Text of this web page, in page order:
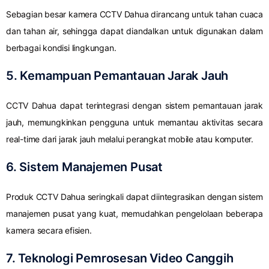
Sebagian besar kamera CCTV Dahua dirancang untuk tahan cuaca
dan tahan air, sehingga dapat diandalkan untuk digunakan dalam
berbagai kondisi lingkungan.
5. Kemampuan Pemantauan Jarak Jauh
CCTV Dahua dapat terintegrasi dengan sistem pemantauan jarak
jauh, memungkinkan pengguna untuk memantau aktivitas secara
real-time dari jarak jauh melalui perangkat mobile atau komputer.
6. Sistem Manajemen Pusat
Produk CCTV Dahua seringkali dapat diintegrasikan dengan sistem
manajemen pusat yang kuat, memudahkan pengelolaan beberapa
kamera secara efisien.
7. Teknologi Pemrosesan Video Canggih